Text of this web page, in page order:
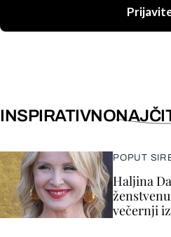
INSPIRATIVNO
POPUT
Haljina
večernji